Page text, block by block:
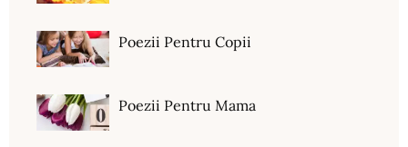
Poezii Pentru Copii
Poezii Pentru Mama